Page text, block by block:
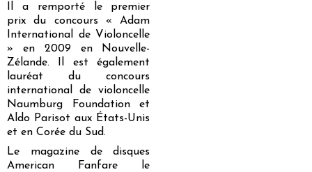
Il a remporté le premier
prix du concours « Adam
International de Violoncelle
» en 2009 en Nouvelle-
Zélande. Il est également
lauréat du concours
international de violoncelle
Naumburg Foundation et
Aldo Parisot aux États-Unis
et en Corée du Sud.
Le magazine de disques
American Fanfare le